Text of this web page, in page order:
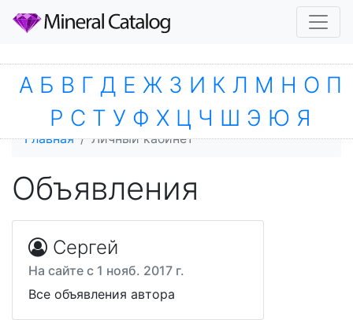
Главная Личный кабинет
Объявления
Сергей
На сайте с 1 нояб. 2017 г.
Все объявления автора
А Б В Г Д Е Ж З И К Л М Н О П
Р С Т У Ф Х Ц Ч Ш Э Ю Я